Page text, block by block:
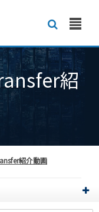
紹
紹介動画